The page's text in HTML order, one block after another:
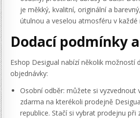
je měkký, kvalitní, originální a
útulnou a veselou atmosféru v každé
Dodací podmínky
Eshop Desigual nabízí několik možností
objednávky:
Osobní odběr: můžete si vyzvednout
zdarma na kterékoli prodejně
republice. Stačí si vybrat prodejnu při